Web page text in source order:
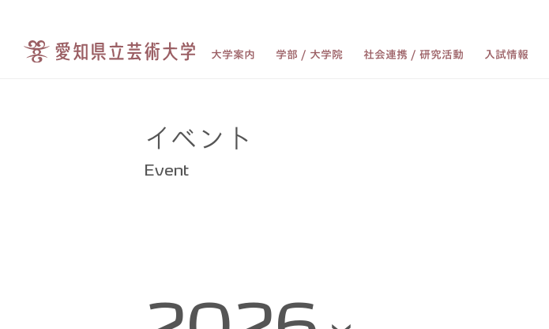
大学案内 学部 / 大学院 社会連携 / 研究活動 入試情報
イベント
Event